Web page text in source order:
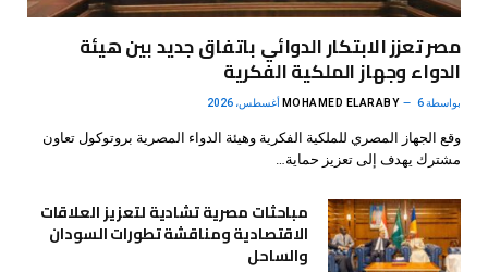
مصر تعزز الابتكار الدوائي باتفاق جديد بين هيئة
الدواء وجهاز الملكية الفكرية
بواسطة MOHAMED ELARABY 6 أغسطس، 2026
وقع الجهاز المصري للملكية الفكرية وهيئة الدواء المصرية بروتوكول تعاون
مشترك يهدف إلى تعزيز حماية…
مباحثات مصرية تشادية لتعزيز العلاقات
الاقتصادية ومناقشة تطورات السودان
والساحل